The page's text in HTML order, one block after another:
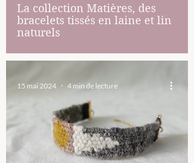
La collection Matières, des
bracelets tissés en laine et lin
naturels
15 mai 2024 4 min de lecture